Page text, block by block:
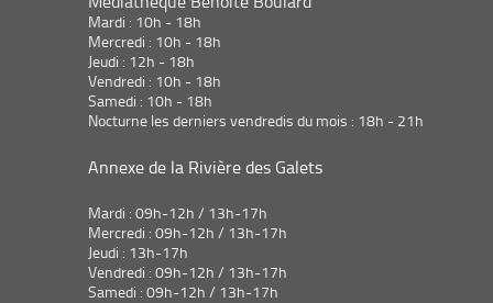
Mardi : 10h - 18h
Mercredi : 10h - 18h
Jeudi : 12h - 18h
Vendredi : 10h - 18h
Samedi : 10h - 18h
Nocturne les derniers vendredis du mois : 18h - 21h
Annexe de la Rivière des Galets
Mardi : 09h-12h / 13h-17h
Mercredi : 09h-12h / 13h-17h
Jeudi : 13h-17h
Vendredi : 09h-12h / 13h-17h
Samedi : 09h-12h / 13h-17h